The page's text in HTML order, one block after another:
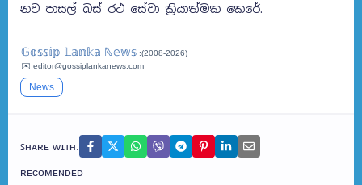
නව පාසල් බස් රථ සේවා ක්‍රියාත්මක කෙරේ.
𝔾𝕠𝕤𝕤𝕚𝕡 𝕃𝕒𝕟𝕜𝕒 ℕ𝕖𝕨𝕤 :(2008-2026)
✉️ editor@gossiplankanews.com
News
ꜱʜᴀʀᴇ ᴡɪᴛʜ:
ʀᴇᴄᴏᴍᴇɴᴅᴇᴅ